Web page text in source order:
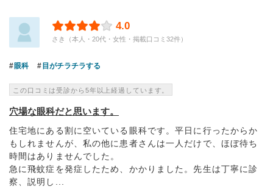
4.0
さき（本人・20代・女性・掲載口コミ32件）
眼科 目がチラチラする
この口コミは受診から5年以上経過しています。
穴場な眼科だと思います。
住宅地にある割に空いている眼科です。平日に行ったからか
もしれませんが、私の他に患者さんは一人だけで、ほぼ待ち
時間はありませんでした。
急に飛蚊症を発症したため、かかりました。先生は丁寧に診
察、説明し...